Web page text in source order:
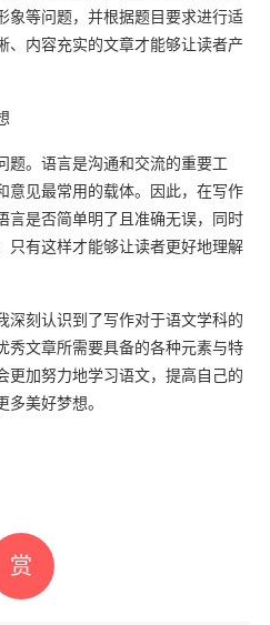
象等问题，并根据题目要求进行适
、内容充实的文章才能够让读者产
题。语言是沟通和交流的重要工
意见最常用的载体。因此，在写作
言是否简单明了且准确无误，同时
只有这样才能够让读者更好地理解
深刻认识到了写作对于语文学科的
秀文章所需要具备的各种元素与特
更加努力地学习语文，提高自己的
美好梦想。
赏